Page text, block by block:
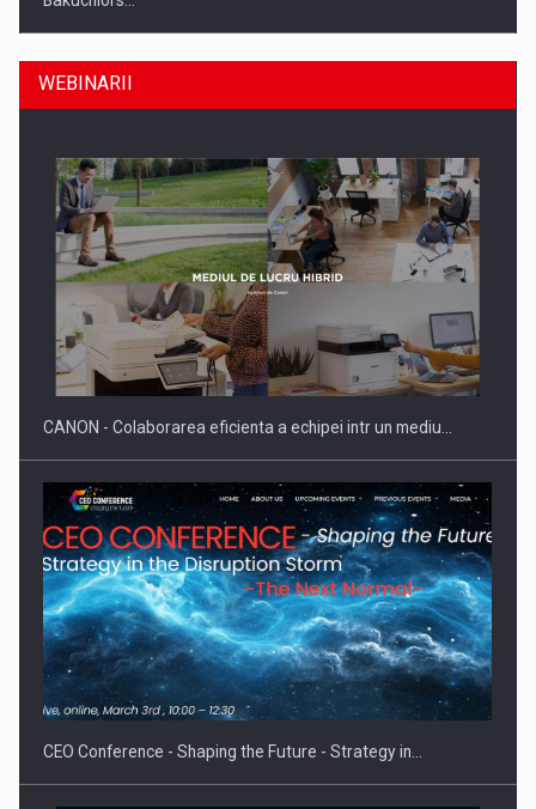
Producatorii si comerciantii care nu se supun noilor
reglementari…
Proteinmaxxing and the Future of Protein Demand
WEBINARII
CANON - Colaborarea eficienta a echipei intr un mediu…
CEO Conference - Shaping the Future - Strategy in…